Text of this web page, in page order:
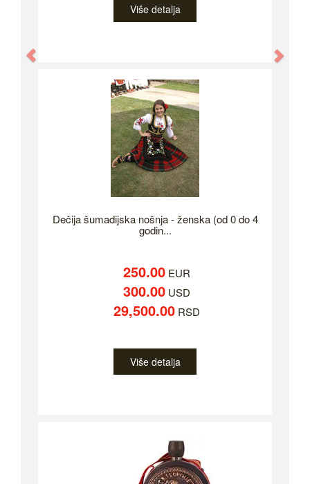
Više detalja
Dečija šumadijska nošnja - ženska (od 0 do 4
godin...
250.00 EUR
300.00 USD
29,500.00 RSD
Više detalja